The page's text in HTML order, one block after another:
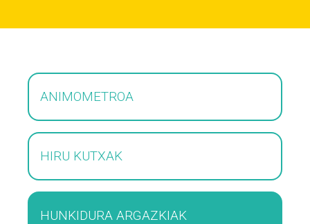
ANIMOMETROA
HIRU KUTXAK
HUNKIDURA ARGAZKIAK